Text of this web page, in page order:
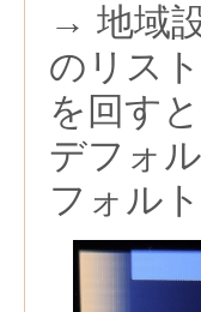
→ 地域
のリス
を回す
デフォ
フォル